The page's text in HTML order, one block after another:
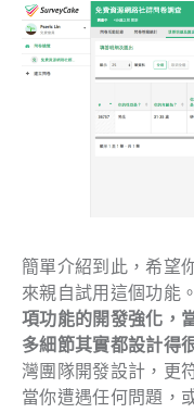
簡單介紹到此，希望
來親自試用這個功能。
項功能的開發強化，
多細節其實都設計得
灣團隊開發設計，更
當你遭遇任何問題，